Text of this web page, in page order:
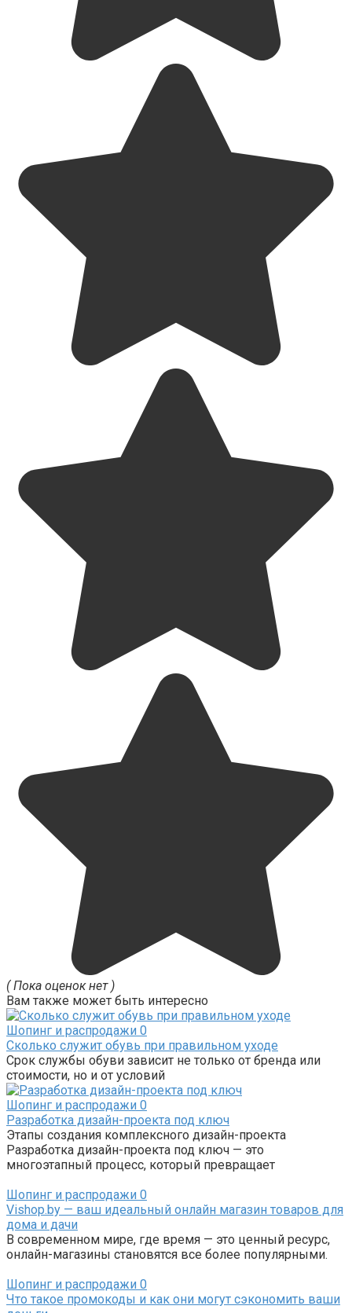
( Пока оценок нет )
Вам также может быть интересно
Шопинг и распродажи 0
Сколько служит обувь при правильном уходе
Срок службы обуви зависит не только от бренда или
стоимости, но и от условий
Шопинг и распродажи 0
Разработка дизайн-проекта под ключ
Этапы создания комплексного дизайн-проекта
Разработка дизайн-проекта под ключ — это
многоэтапный процесс, который превращает
Шопинг и распродажи 0
Vishop.by — ваш идеальный онлайн магазин товаров для
дома и дачи
В современном мире, где время — это ценный ресурс,
онлайн-магазины становятся все более популярными.
Шопинг и распродажи 0
Что такое промокоды и как они могут сэкономить ваши